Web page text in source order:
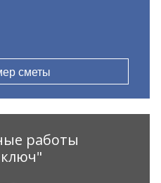
сметы
работы